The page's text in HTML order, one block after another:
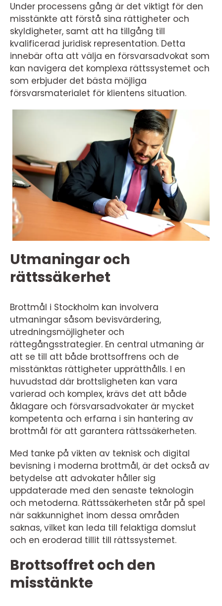
Under processens gång är det viktigt för den
misstänkte att förstå sina rättigheter och
skyldigheter, samt att ha tillgång till
kvalificerad juridisk representation. Detta
innebär ofta att välja en försvarsadvokat som
kan navigera det komplexa rättssystemet och
som erbjuder det bästa möjliga
försvarsmaterialet för klientens situation.
Utmaningar och
rättssäkerhet
Brottmål i Stockholm kan involvera
utmaningar såsom bevisvärdering,
utredningsmöjligheter och
rättegångsstrategier. En central utmaning är
att se till att både brottsoffrens och de
misstänktas rättigheter upprätthålls. I en
huvudstad där brottsligheten kan vara
varierad och komplex, krävs det att både
åklagare och försvarsadvokater är mycket
kompetenta och erfarna i sin hantering av
brottmål för att garantera rättssäkerheten.
Med tanke på vikten av teknisk och digital
bevisning i moderna brottmål, är det också av
betydelse att advokater håller sig
uppdaterade med den senaste teknologin
och metoderna. Rättssäkerheten står på spel
när sakkunnighet inom dessa områden
saknas, vilket kan leda till felaktiga domslut
och en eroderad tillit till rättssystemet.
Brottsoffret och den
misstänkte